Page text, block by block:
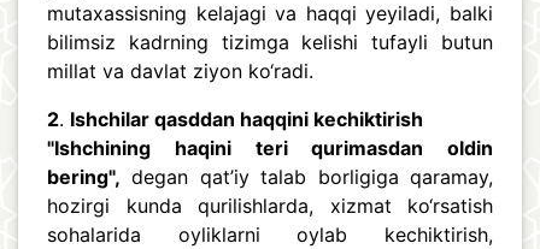
mutaxassisning kelajagi va haqqi yeyiladi, balki
bilimsiz kadrning tizimga kelishi tufayli butun
millat va davlat ziyon ko‘radi.
2. Ishchilar qasddan haqqini kechiktirish
"Ishchining haqini teri qurimasdan oldin
bering", degan qat’iy talab borligiga qaramay,
hozirgi kunda qurilishlarda, xizmat ko‘rsatish
sohalarida oyliklarni oylab kechiktirish,